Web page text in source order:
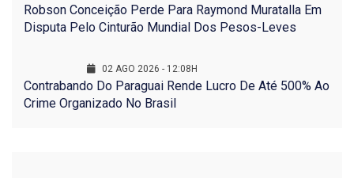
Robson Conceição Perde Para Raymond Muratalla Em
Disputa Pelo Cinturão Mundial Dos Pesos-Leves
02 AGO 2026 - 12:08H
Contrabando Do Paraguai Rende Lucro De Até 500% Ao
Crime Organizado No Brasil